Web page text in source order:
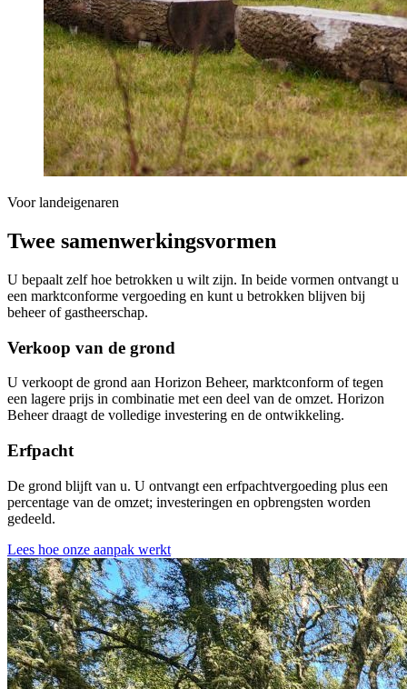
Voor landeigenaren
Twee samenwerkingsvormen
U bepaalt zelf hoe betrokken u wilt zijn. In beide vormen ontvangt u
een marktconforme vergoeding en kunt u betrokken blijven bij
beheer of gastheerschap.
Verkoop van de grond
U verkoopt de grond aan Horizon Beheer, marktconform of tegen
een lagere prijs in combinatie met een deel van de omzet. Horizon
Beheer draagt de volledige investering en de ontwikkeling.
Erfpacht
De grond blijft van u. U ontvangt een erfpachtvergoeding plus een
percentage van de omzet; investeringen en opbrengsten worden
gedeeld.
Lees hoe onze aanpak werkt